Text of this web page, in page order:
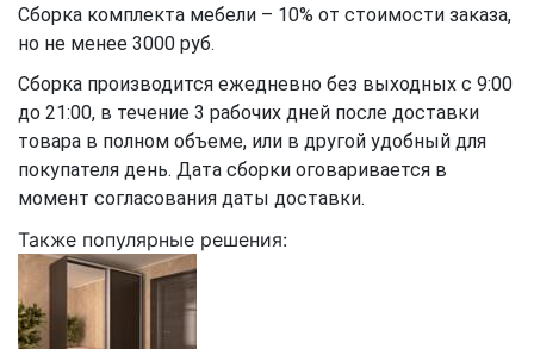
Сборка комплекта мебели – 10% от стоимости заказа,
но не менее 3000 руб.
Сборка производится ежедневно без выходных с 9:00
до 21:00, в течение 3 рабочих дней после доставки
товара в полном объеме, или в другой удобный для
покупателя день. Дата сборки оговаривается в
момент согласования даты доставки.
Также популярные решения: